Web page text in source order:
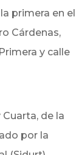
primera en el
Cárdenas,
y calle
de la
por la